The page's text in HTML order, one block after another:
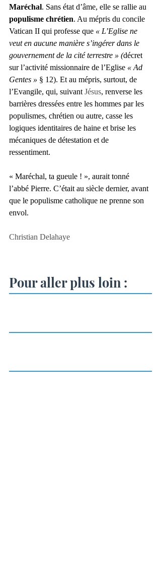
Maréchal. Sans état d’âme, elle se rallie au
populisme chrétien. Au mépris du concile
Vatican II qui professe que « L’Eglise ne
veut en aucune manière s’ingérer dans le
gouvernement de la cité terrestre » (décret
sur l’activité missionnaire de l’Eglise « Ad
Gentes » § 12). Et au mépris, surtout, de
l’Evangile, qui, suivant Jésus, renverse les
barrières dressées entre les hommes par les
populismes, chrétien ou autre, casse les
logiques identitaires de haine et brise les
mécaniques de détestation et de
ressentiment.
« Maréchal, ta gueule ! », aurait tonné
l’abbé Pierre. C’était au siècle dernier, avant
que le populisme catholique ne prenne son
envol.
Christian Delahaye
Pour aller plus loin :